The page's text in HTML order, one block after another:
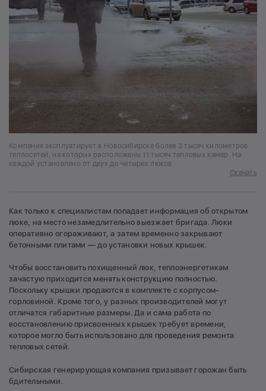
Компания эксплуатирует в Новосибирске более 3 тысяч километров
теплосетей, на которых расположены 11 тысяч тепловых камер. На
каждой установлено от двух до четырех люков
Скачать
Как только к специалистам попадает информация об открытом
люке, на место незамедлительно выезжает бригада. Люки
оперативно огораживают, а затем временно закрывают
бетонными плитами — до установки новых крышек.
Чтобы восстановить похищенный люк, теплоэнергетикам
зачастую приходится менять конструкцию полностью.
Поскольку крышки продаются в комплекте с корпусом-
горловиной. Кроме того, у разных производителей могут
отличатся габаритные размеры. Да и сама работа по
восстановлению присвоенных крышек требует времени,
которое могло быть использовано для проведения ремонта
тепловых сетей.
Сибирская генерирующая компания призывает горожан быть
бдительными.